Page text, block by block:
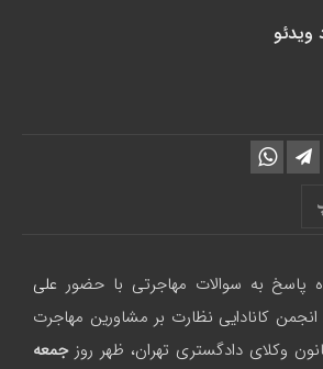
ویدئو
پاسخ به سوالات مهاجرتی با حضور علی
کانادایی نظارت بر مشاورین مهاجرت
جمعه